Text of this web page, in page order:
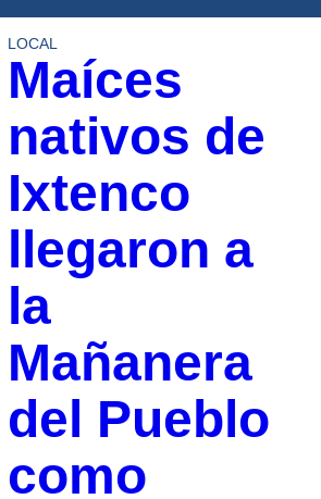
LOCAL
Maíces
nativos de
Ixtenco
llegaron a
la
Mañanera
del Pueblo
como